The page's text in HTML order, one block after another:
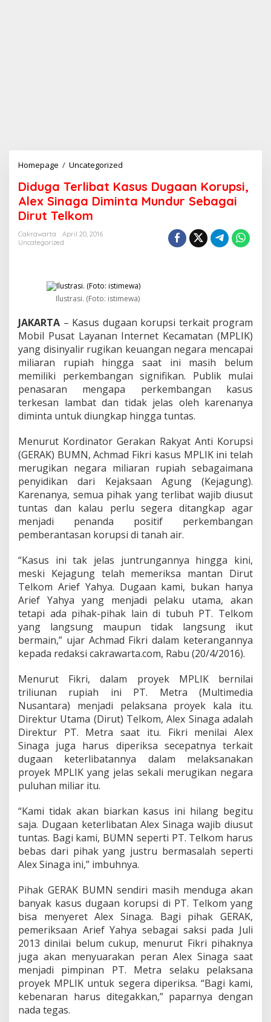
Homepage / Uncategorized
d
u
g
b
a
a
s
u
s
D
u
g
a
a
K
o
r
u
p
s
,
l
x
i
n
a
g
a
D
i
m
n
M
n
d
u
r
S
a
g
a
i
D
i
t
T
e
l
k
o
m
Diduga Terlibat Kasus Dugaan Korupsi,
Alex Sinaga Diminta Mundur Sebagai
Dirut Telkom
Cakrawarta
April 20, 2016
Uncategorized
Ilustrasi. (Foto: istimewa)
JAKARTA – Kasus dugaan korupsi terkait program
Mobil Pusat Layanan Internet Kecamatan (MPLIK)
yang disinyalir rugikan keuangan negara mencapai
miliaran rupiah hingga saat ini masih belum
memiliki perkembangan signifikan. Publik mulai
penasaran mengapa perkembangan kasus
terkesan lambat dan tidak jelas oleh karenanya
diminta untuk diungkap hingga tuntas.
Menurut Kordinator Gerakan Rakyat Anti Korupsi
(GERAK) BUMN, Achmad Fikri kasus MPLIK ini telah
merugikan negara miliaran rupiah sebagaimana
penyidikan dari Kejaksaan Agung (Kejagung).
Karenanya, semua pihak yang terlibat wajib diusut
tuntas dan kalau perlu segera ditangkap agar
menjadi penanda positif perkembangan
pemberantasan korupsi di tanah air.
“Kasus ini tak jelas juntrungannya hingga kini,
meski Kejagung telah memeriksa mantan Dirut
Telkom Arief Yahya. Dugaan kami, bukan hanya
Arief Yahya yang menjadi pelaku utama, akan
tetapi ada pihak-pihak lain di tubuh PT. Telkom
yang langsung maupun tidak langsung ikut
bermain,” ujar Achmad Fikri dalam keterangannya
kepada redaksi cakrawarta.com, Rabu (20/4/2016).
Menurut Fikri, dalam proyek MPLIK bernilai
triliunan rupiah ini PT. Metra (Multimedia
Nusantara) menjadi pelaksana proyek kala itu.
Direktur Utama (Dirut) Telkom, Alex Sinaga adalah
Direktur PT. Metra saat itu. Fikri menilai Alex
Sinaga juga harus diperiksa secepatnya terkait
dugaan keterlibatannya dalam melaksanakan
proyek MPLIK yang jelas sekali merugikan negara
puluhan miliar itu.
“Kami tidak akan biarkan kasus ini hilang begitu
saja. Dugaan keterlibatan Alex Sinaga wajib diusut
tuntas. Bagi kami, BUMN seperti PT. Telkom harus
bebas dari pihak yang justru bermasalah seperti
Alex Sinaga ini,” imbuhnya.
Pihak GERAK BUMN sendiri masih menduga akan
banyak kasus dugaan korupsi di PT. Telkom yang
bisa menyeret Alex Sinaga. Bagi pihak GERAK,
pemeriksaan Arief Yahya sebagai saksi pada Juli
2013 dinilai belum cukup, menurut Fikri pihaknya
juga akan menyuarakan peran Alex Sinaga saat
menjadi pimpinan PT. Metra selaku pelaksana
proyek MPLIK untuk segera diperiksa. “Bagi kami,
kebenaran harus ditegakkan,” paparnya dengan
nada tegas.